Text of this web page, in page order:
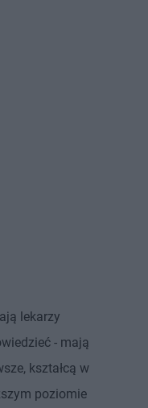
lekarzy
- mają
kształcą w
poziomie